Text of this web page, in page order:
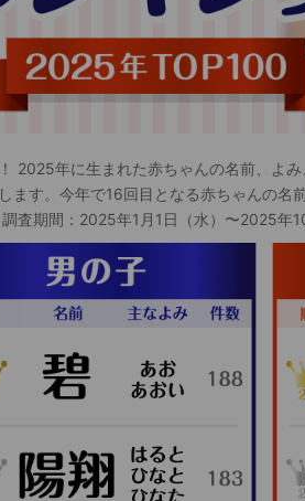
2025年に生まれた赤ちゃんの名前、よ
ます。今年で16回目となる赤ちゃんの名
査期間：2025年1月1日（水）〜2025年